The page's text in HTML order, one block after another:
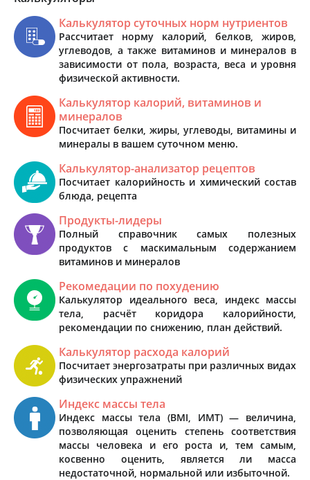
Калькулятор суточных норм нутриентов
Рассчитает норму калорий, белков, жиров,
углеводов, а также витаминов и минералов в
зависимости от пола, возраста, веса и уровня
физической активности.
Калькулятор калорий, витаминов и
минералов
Посчитает белки, жиры, углеводы, витамины и
минералы в вашем суточном меню.
Калькулятор-анализатор рецептов
Посчитает калорийность и химический состав
блюда, рецепта
Продукты-лидеры
Полный справочник самых полезных
продуктов с маскимальным содержанием
витаминов и минералов
Рекомедации по похудению
Калькулятор идеального веса, индекс массы
тела, расчёт коридора калорийности,
рекомендации по снижению, план действий.
Калькулятор расхода калорий
Посчитает энергозатраты при различных видах
физических упражнений
Индекс массы тела
Индекс массы тела (BMI, ИМТ) — величина,
позволяющая оценить степень соответствия
массы человека и его роста и, тем самым,
косвенно оценить, является ли масса
недостаточной, нормальной или избыточной.